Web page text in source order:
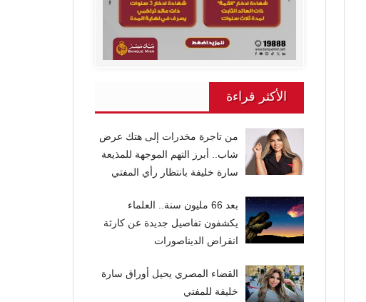
الأكثر قراءة
من تاجرة مخدرات إلى هتك عرض
شاب.. أبرز التهم الموجهة للمذيعة
سارة خليفة بانتظار رأي المفتي
بعد 66 مليون سنة.. العلماء
يكشفون تفاصيل جديدة عن كارثة
انقراض الديناصورات
القضاء المصري يحيل أوراق سارة
خليفة للمفتي